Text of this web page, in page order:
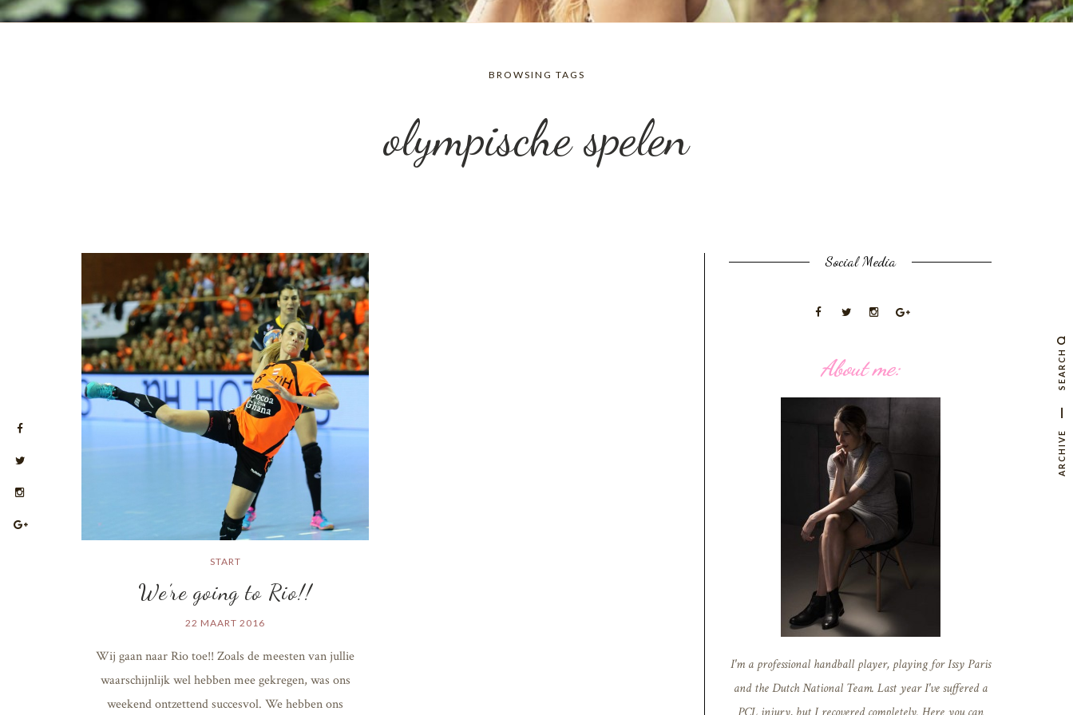
BROWSING TAGS
olympische spelen
START
We’re going to Rio!!
22 MAART 2016
Wij gaan naar Rio toe!! Zoals de meesten van jullie
waarschijnlijk wel hebben mee gekregen, was ons
weekend ontzettend succesvol. We hebben ons
Social Media
About me:
I'm a professional handball player, playing for Issy Paris
and the Dutch National Team. Last year I've suffered a
SEARCH
ARCHIVE